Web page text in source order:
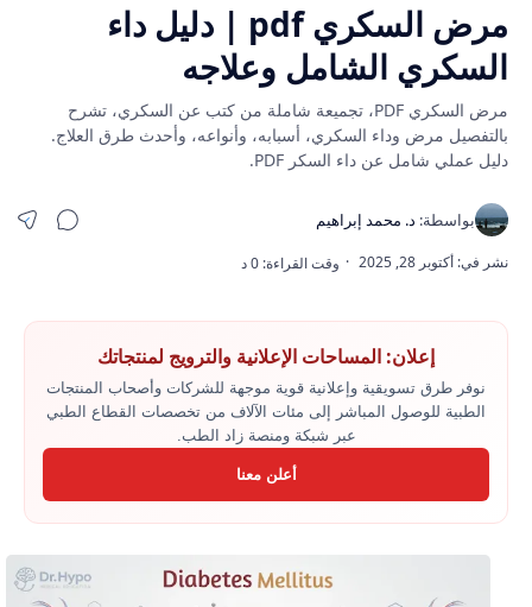
مرض السكري pdf | دليل داء
السكري الشامل وعلاجه
مرض السكري PDF، تجميعة شاملة من كتب عن السكري، تشرح
بالتفصيل مرض وداء السكري، أسبابه، وأنواعه، وأحدث طرق العلاج.
دليل عملي شامل عن داء السكر PDF.
إعلان: المساحات الإعلانية والترويج لمنتجاتك
نوفر طرق تسويقية وإعلانية قوية موجهة للشركات وأصحاب المنتجات
الطبية للوصول المباشر إلى مئات الآلاف من تخصصات القطاع الطبي
عبر شبكة ومنصة زاد الطب.
أعلن معنا